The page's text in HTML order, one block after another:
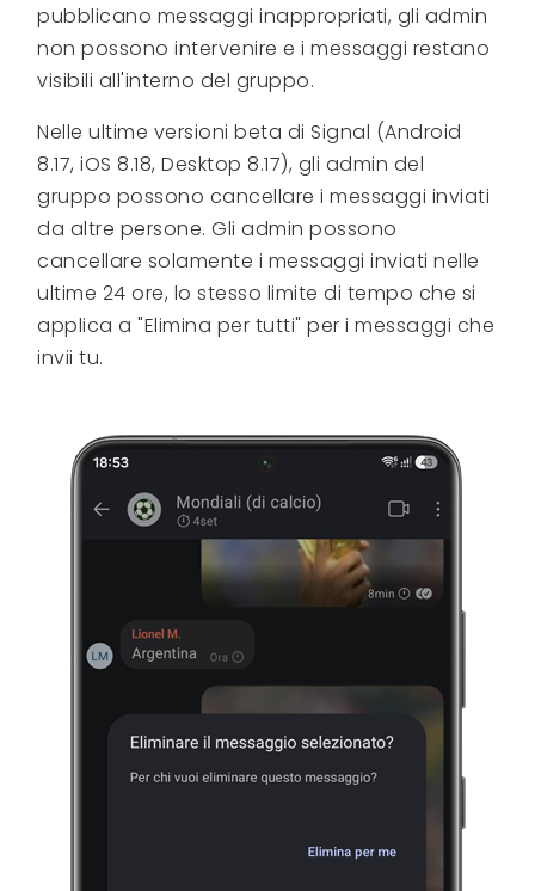
pubblicano messaggi inappropriati, gli admin
non possono intervenire e i messaggi restano
visibili all'interno del gruppo.
Nelle ultime versioni beta di Signal (Android
8.17, iOS 8.18, Desktop 8.17), gli admin del
gruppo possono cancellare i messaggi inviati
da altre persone. Gli admin possono
cancellare solamente i messaggi inviati nelle
ultime 24 ore, lo stesso limite di tempo che si
applica a "Elimina per tutti" per i messaggi che
invii tu.